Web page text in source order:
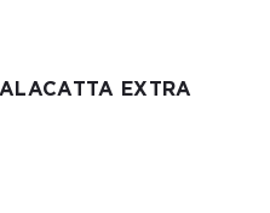
EXTRA